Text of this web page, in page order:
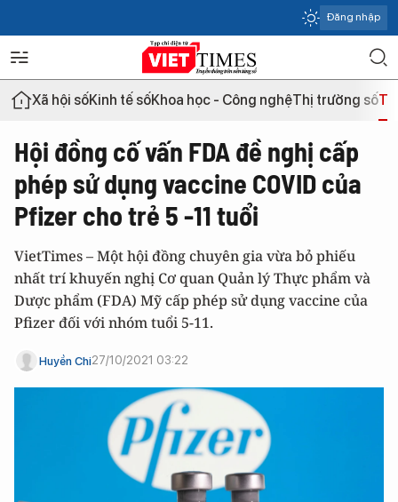
Đăng nhập
Xã hội sốKinh tế sốKhoa học - Công nghệThị trường số
Hội đồng cố vấn FDA đề nghị cấp
phép sử dụng vaccine COVID của
Pfizer cho trẻ 5 -11 tuổi
VietTimes – Một hội đồng chuyên gia vừa bỏ phiếu
nhất trí khuyến nghị Cơ quan Quản lý Thực phẩm và
Dược phẩm (FDA) Mỹ cấp phép sử dụng vaccine của
Pfizer đối với nhóm tuổi 5-11.
Huyền Chi27/10/2021 03:22